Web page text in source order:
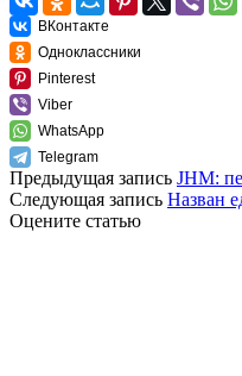
ВКонтакте
Одноклассники
Pinterest
Viber
WhatsApp
Telegram
Предыдущая запись JHM:
Следующая запись Назван
Оцените статью